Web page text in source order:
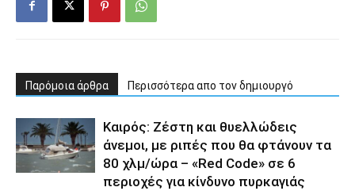
Παρόμοια άρθρα Περισσότερα απο τον δημιουργό
Καιρός: Ζέστη και θυελλώδεις
άνεμοι, με ριπές που θα φτάνουν τα
80 χλμ/ώρα – «Red Code» σε 6
περιοχές για κίνδυνο πυρκαγιάς